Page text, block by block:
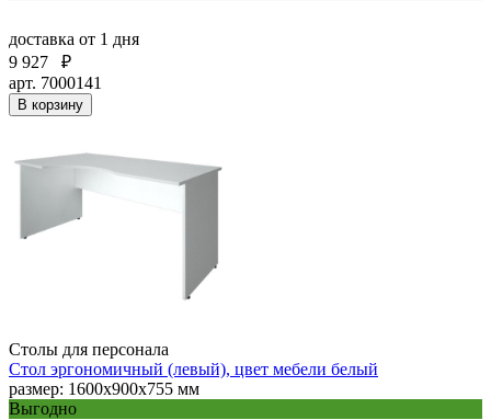
доставка от 1 дня
9 927
₽
арт. 7000141
В корзину
Столы для персонала
Стол эргономичный (левый), цвет мебели белый
размер: 1600х900х755 мм
Выгодно